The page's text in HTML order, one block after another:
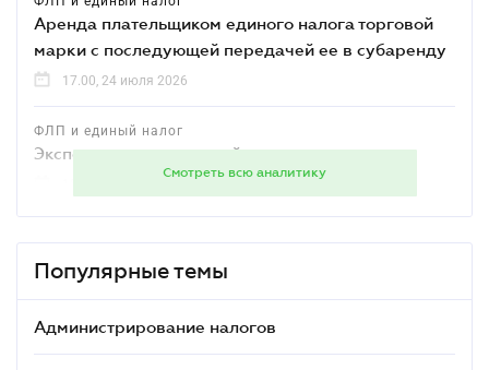
Аренда плательщиком единого налога торговой
марки с последующей передачей ее в субаренду
17.00, 24 июля 2026
ФЛП и единый налог
Экспорт товаров: единый налог
Смотреть всю аналитику
Популярные темы
Администрирование налогов